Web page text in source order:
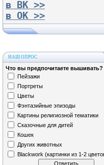
в ВК >>
в ОК >>
НАШ ОПРОС
Что вы предпочитаете вышивать?
Пейзажи
Портреты
Цветы
Фэнтазийные эпизоды
Картины религиозной тематики
Сказочные для дитей
Кошек
Других животных
Blackwork (картинки из 1-2